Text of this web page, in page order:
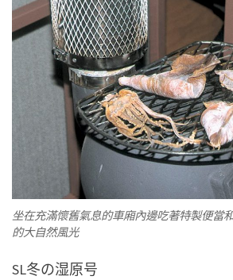
坐在充滿懷舊氣息的車廂內邊吃著特製便當
的大自然風光
SL冬の湿原号